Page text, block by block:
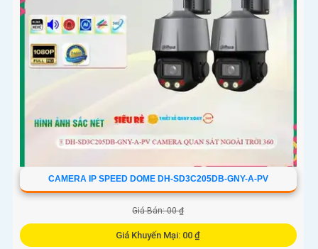
CAMERA IP SPEED DOME DH-SD3C205DB-GNY-A-PV
Giá Bán: 00 ₫
Giá Khuyến Mại: 00 ₫